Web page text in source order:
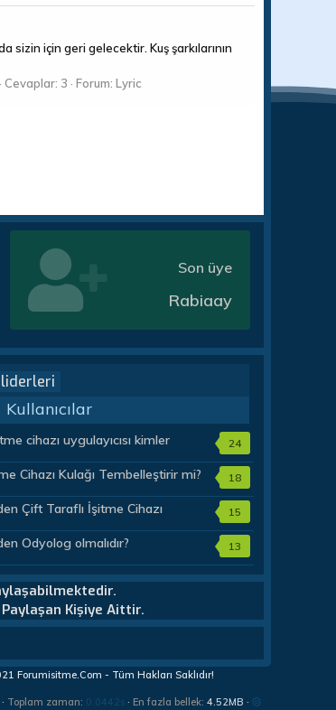
sizin için geri gelecektir. Kuş şarkılarının
Cevaplar: 3 Forum: Lyric
Son üye
Rabiaay
liderleri
Kullanıcılar
cihazı uygulayıcısı kimler
24
Cihazı Kulağı Tembelleştirir mi? 18
Çift Taraflı İşitme Cihazı
15
Odyolog olmalıdır? 13
Kişiye Aittir.
Forumisitme.Com - Tüm Hakları Saklıdır!
Toplam zaman 0.0442s En fazla bellek 4.52MB